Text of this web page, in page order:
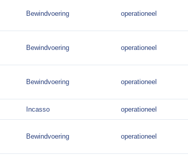
Bewindvoering operationeel
Bewindvoering operationeel
Bewindvoering operationeel
Incasso operationeel
Bewindvoering operationeel